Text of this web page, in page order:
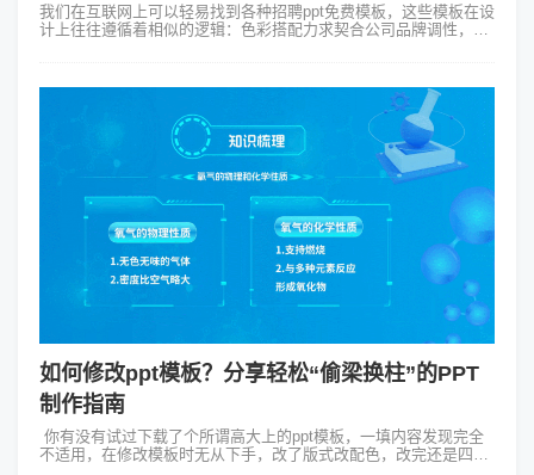
我们在互联网上可以轻易找到各种招聘ppt免费模板，这些模板在设
计上往往遵循着相似的逻辑：色彩搭配力求契合公司品牌调性，字
如何修改ppt模板？分享轻松“偷梁换柱”的PPT
制作指南
你有没有试过下载了个所谓高大上的ppt模板，一填内容发现完全
不适用，在修改模板时无从下手，改了版式改配色，改完还是四不